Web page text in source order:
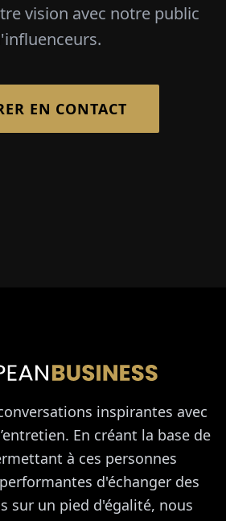
vision avec notre public
EN CONTACT
inspirantes avec
En créant la base de
à ces personnes
d'échanger des
sur un pied d'égalité, nous